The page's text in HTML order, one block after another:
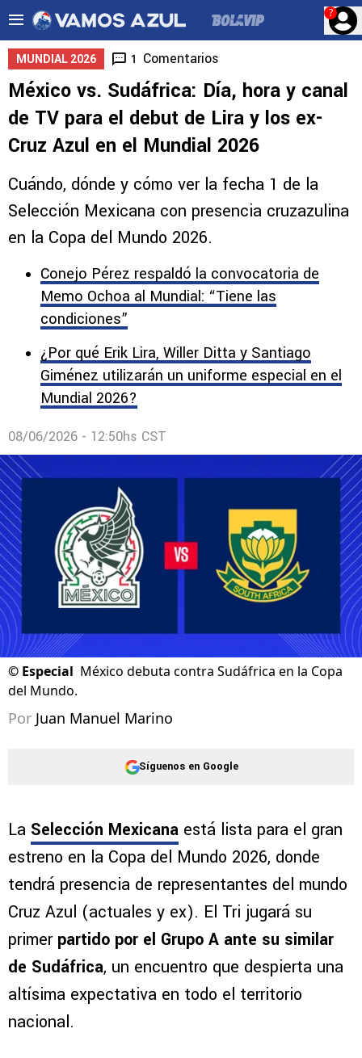
?
MUNDIAL 2026 1 Comentarios
México vs. Sudáfrica: Día, hora y canal
de TV para el debut de Lira y los ex-
Cruz Azul en el Mundial 2026
Cuándo, dónde y cómo ver la fecha 1 de la
Selección Mexicana con presencia cruzazulina
en la Copa del Mundo 2026.
Conejo Pérez respaldó la convocatoria de
Memo Ochoa al Mundial: “Tiene las
condiciones”
¿Por qué Erik Lira, Willer Ditta y Santiago
Giménez utilizarán un uniforme especial en el
Mundial 2026?
08/06/2026 - 12:50hs CST
© Especial México debuta contra Sudáfrica en la Copa
del Mundo.
Por Juan Manuel Marino
Síguenos en Google
La Selección Mexicana está lista para el gran
estreno en la Copa del Mundo 2026, donde
tendrá presencia de representantes del mundo
Cruz Azul (actuales y ex). El Tri jugará su
primer partido por el Grupo A ante su similar
de Sudáfrica, un encuentro que despierta una
altísima expectativa en todo el territorio
nacional.